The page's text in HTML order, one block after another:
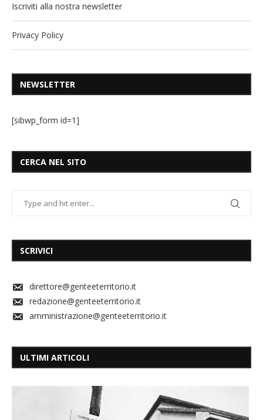
Iscriviti alla nostra newsletter
Privacy Policy
NEWSLETTER
[sibwp_form id=1]
CERCA NEL SITO
SCRIVICI
direttore@genteeterritorio.it
redazione@genteeterritorio.it
amministrazione@genteeterritorio.it
ULTIMI ARTICOLI